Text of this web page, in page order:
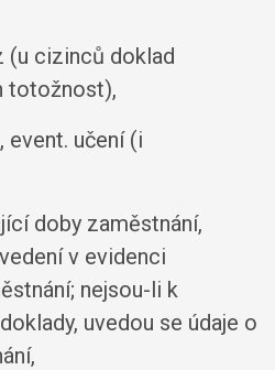
(u cizinců doklad
totožnost),
event. učení (i
doby zaměstnání,
v evidenci
nejsou-li k
uvedou se údaje o